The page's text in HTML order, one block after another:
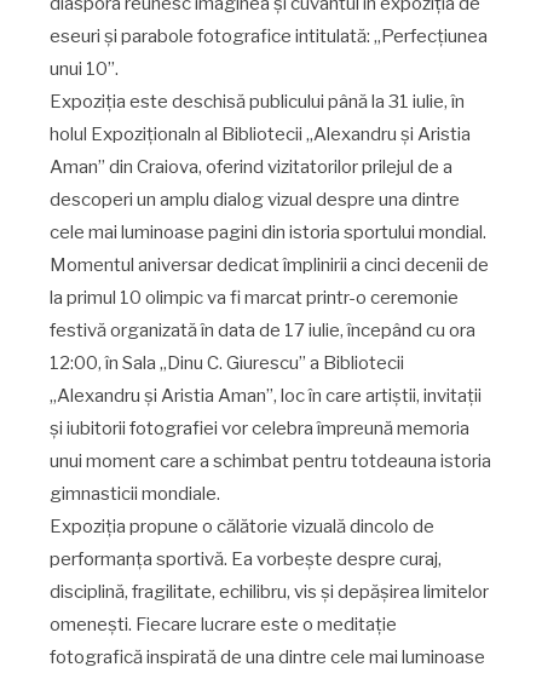
eseuri și parabole fotografice intitulată: „Perfecțiunea
unui 10”.
Expoziția este deschisă publicului până la 31 iulie, în
holul Expoziționaln al Bibliotecii „Alexandru și Aristia
Aman” din Craiova, oferind vizitatorilor prilejul de a
descoperi un amplu dialog vizual despre una dintre
cele mai luminoase pagini din istoria sportului mondial.
Momentul aniversar dedicat împlinirii a cinci decenii de
la primul 10 olimpic va fi marcat printr-o ceremonie
festivă organizată în data de 17 iulie, începând cu ora
12:00, în Sala „Dinu C. Giurescu” a Bibliotecii
„Alexandru și Aristia Aman”, loc în care artiștii, invitații
și iubitorii fotografiei vor celebra împreună memoria
unui moment care a schimbat pentru totdeauna istoria
gimnasticii mondiale.
Expoziția propune o călătorie vizuală dincolo de
performanța sportivă. Ea vorbește despre curaj,
disciplină, fragilitate, echilibru, vis și depășirea limitelor
omenești. Fiecare lucrare este o meditație
fotografică inspirată de una dintre cele mai luminoase